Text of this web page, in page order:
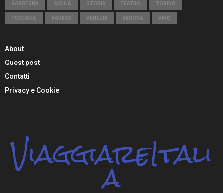
SARDEGNA SICILIA STORIA TEATRO TORINO
TOSCANA VARESE VENEZIA VERONA VINO
About
Guest post
Contatti
Privacy e Cookie
ViaggiareItali
a